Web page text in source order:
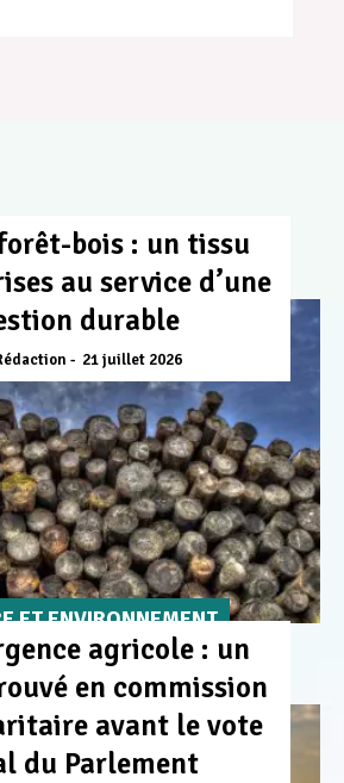
bois : un tissu
au service d’une
durable
21 juillet 2026
ET ENVIRONNEMENT
agricole : un
en commission
avant le vote
du Parlement